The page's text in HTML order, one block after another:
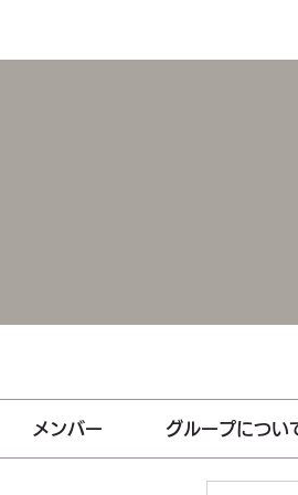
メンバー グループについ